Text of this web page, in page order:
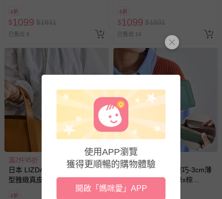
6折
$1099 $1831
已售出 9
6折
$1099 $1831
已售出 14
滿2件95折
日本 LIZDAYS - 極輕巧-3cm薄
型雅緻真皮長夾-霧銀
6折
滿2件95折
日本 LIZDAYS - 極輕巧-3cm薄
型雅緻真皮長夾-草綠x棕
(17.3x9.2cm)
使用APP瀏覽
獲得更順暢的購物體驗
開啟「媽咪愛」APP